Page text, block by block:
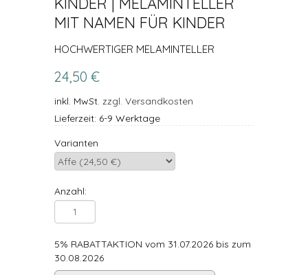
MIT NAMEN FÜR KINDER
HOCHWERTIGER MELAMINTELLER
24,50 €
inkl. MwSt. zzgl. Versandkosten
Lieferzeit: 6-9 Werktage
Varianten
Anzahl:
5% RABATTAKTION vom 31.07.2026 bis zum
30.08.2026